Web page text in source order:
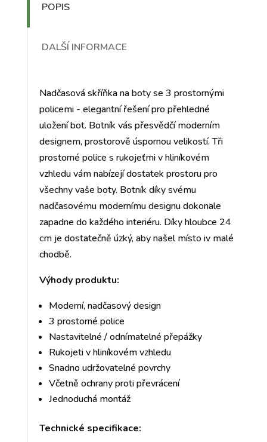
POPIS
DALŠÍ INFORMACE
Nadčasová skříňka na boty se 3 prostornými
policemi - elegantní řešení pro přehledné
uložení bot. Botník vás přesvědčí moderním
designem, prostorově úspornou velikostí. Tři
prostorné police s rukojeťmi v hliníkovém
vzhledu vám nabízejí dostatek prostoru pro
všechny vaše boty. Botník díky svému
nadčasovému modernímu designu dokonale
zapadne do každého interiéru. Díky hloubce 24
cm je dostatečně úzký, aby našel místo iv malé
chodbě.
Výhody produktu:
Moderní, nadčasový design
3 prostorné police
Nastavitelné / odnímatelné přepážky
Rukojeti v hliníkovém vzhledu
Snadno udržovatelné povrchy
Včetně ochrany proti převrácení
Jednoduchá montáž
Technické specifikace: